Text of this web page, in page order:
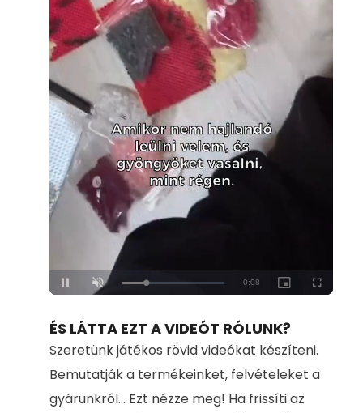
Unmute Loaded:
100.00%
ÉS LÁTTA EZT A VIDEÓT RÓLUNK?
Szeretünk játékos rövid videókat készíteni.
Bemutatják a termékeinket, felvételeket a
gyárunkról... Ezt nézze meg! Ha frissíti az